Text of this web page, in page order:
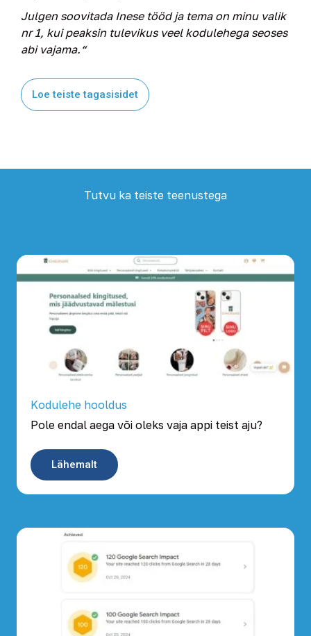
Julgen soovitada Inese tööd ja tema on minu valik
nr 1, kui peaksin tulevikus veel kodulehega seoses
abi vajama.“
Loe teiste tagasisidet
Tutvu ka teiste teenustega
Kodulehe hooldus
Pole endal aega või oleks vaja appi teist aju?
Lähemalt